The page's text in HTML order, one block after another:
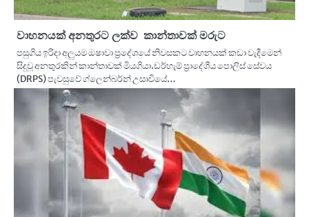
වාහනයක් අනතුරට ලක්ව කාන්තාවක් මරුට
පසුගිය ඉරිදා අලුයම ඔෂාවා ප්‍රදේශයේ නිවසකට වාහනයක් කඩා වැදීමෙන්
සිදුවූ අනතුරකින් කාන්තාවක් මියගියා.ඩර්හැම් ප්‍රාදේශීය පොලිස් සේවය
(DRPS) පැවසුවේ ග්ලෙන්බර්න් උසාවියේ…